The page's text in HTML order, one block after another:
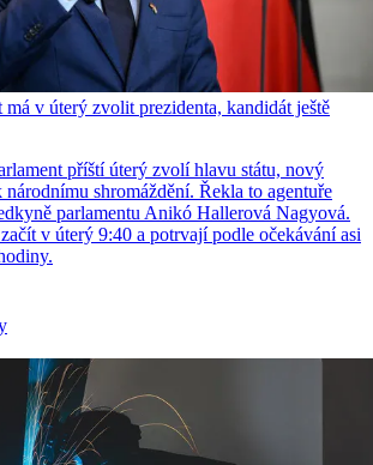
v úterý zvolit prezidenta, kandidát ještě
příští úterý zvolí hlavu státu, nový
shromáždění. Řekla to agentuře
parlamentu Anikó Hallerová Nagyová.
v úterý 9:40 a potrvají podle očekávání asi